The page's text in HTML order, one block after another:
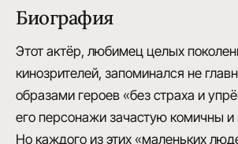
Биография
Этот актёр, любимец целых
кинозрителей, запоминался не
образами героев «без страха и
его персонажи зачастую комичны и
Но каждого из этих «маленьких